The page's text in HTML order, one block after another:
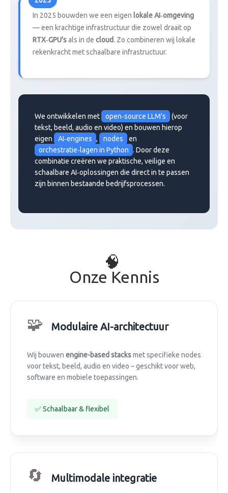
In 2025 bouwden we een eigen lokale AI‑omgeving
— een krachtige infrastructuur die zowel draait op
RTX‑GPU'sals in de cloud. Zo combineren wij lokale
rekenkracht met schaalbare infrastructuur.
We ontwikkelen met open‑source LLM's
(voor
tekst, beeld, audio en video) en bouwen hierop
eigen
AI‑engines , nodes
en
orchestratie‑lagen in Python . Door deze
combinatie creëren we praktische, veilige en
schaalbare AI‑oplossingen die direct in te passen
zijn binnen bestaande bedrijfsprocessen.
🧠
Onze Kennis
🧩 Modulaire AI-architectuur
Wij bouwen engine-based stacksmet specifieke nodes
voor tekst, beeld, audio en video – geschikt voor web,
software en mobiele toepassingen.
✅ Schaalbaar & flexibel
🔄 Multimodale integratie